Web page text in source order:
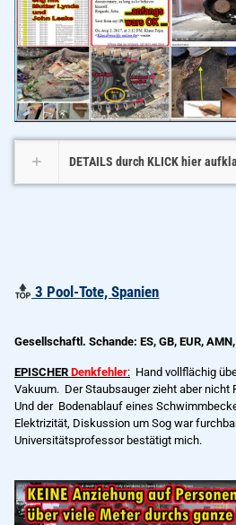
DETAILS durch KLICK hier
3 Pool-Tote, Spanien
Gesellschaftl. Schande: ES, GB, EUR,
EPISCHER Denkfehler: Hand vollflächig
Vakuum. Der Staubsauger zieht aber nicht
Und der Bodenablauf eines
Elektrizität, Diskussion um Sog war
Universitätsprofessor bestätigt mich.